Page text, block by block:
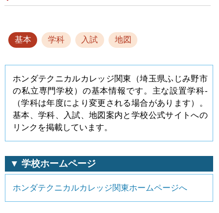
基本 学科 入試 地図
ホンダテクニカルカレッジ関東（埼玉県ふじみ野市
の私立専門学校）の基本情報です。主な設置学科-
（学科は年度により変更される場合があります）。
基本、学科、入試、地図案内と学校公式サイトへの
リンクを掲載しています。
▼ 学校ホームページ
ホンダテクニカルカレッジ関東ホームページへ